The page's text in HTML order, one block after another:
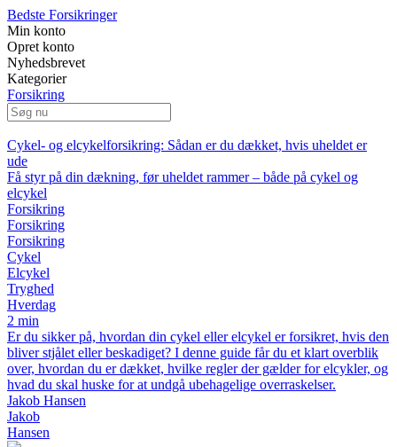
Bedste Forsikringer
Min konto
Opret konto
Nyhedsbrevet
Kategorier
Forsikring
Cykel- og elcykelforsikring: Sådan er du dækket, hvis uheldet er
ude
Få styr på din dækning, før uheldet rammer – både på cykel og
elcykel
Forsikring
Forsikring
Forsikring
Cykel
Elcykel
Tryghed
Hverdag
2 min
Er du sikker på, hvordan din cykel eller elcykel er forsikret, hvis den
bliver stjålet eller beskadiget? I denne guide får du et klart overblik
over, hvordan du er dækket, hvilke regler der gælder for elcykler, og
hvad du skal huske for at undgå ubehagelige overraskelser.
Jakob Hansen
Jakob
Hansen